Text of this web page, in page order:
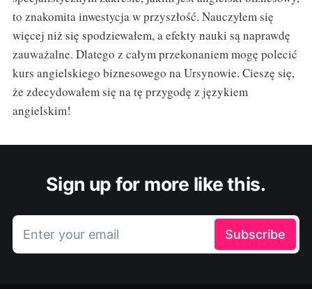
to znakomita inwestycja w przyszłość. Nauczyłem się
więcej niż się spodziewałem, a efekty nauki są naprawdę
zauważalne. Dlatego z całym przekonaniem mogę polecić
kurs angielskiego biznesowego na Ursynowie. Cieszę się,
że zdecydowałem się na tę przygodę z językiem
angielskim!
Sign up for more like this.
Enter your email Subscribe